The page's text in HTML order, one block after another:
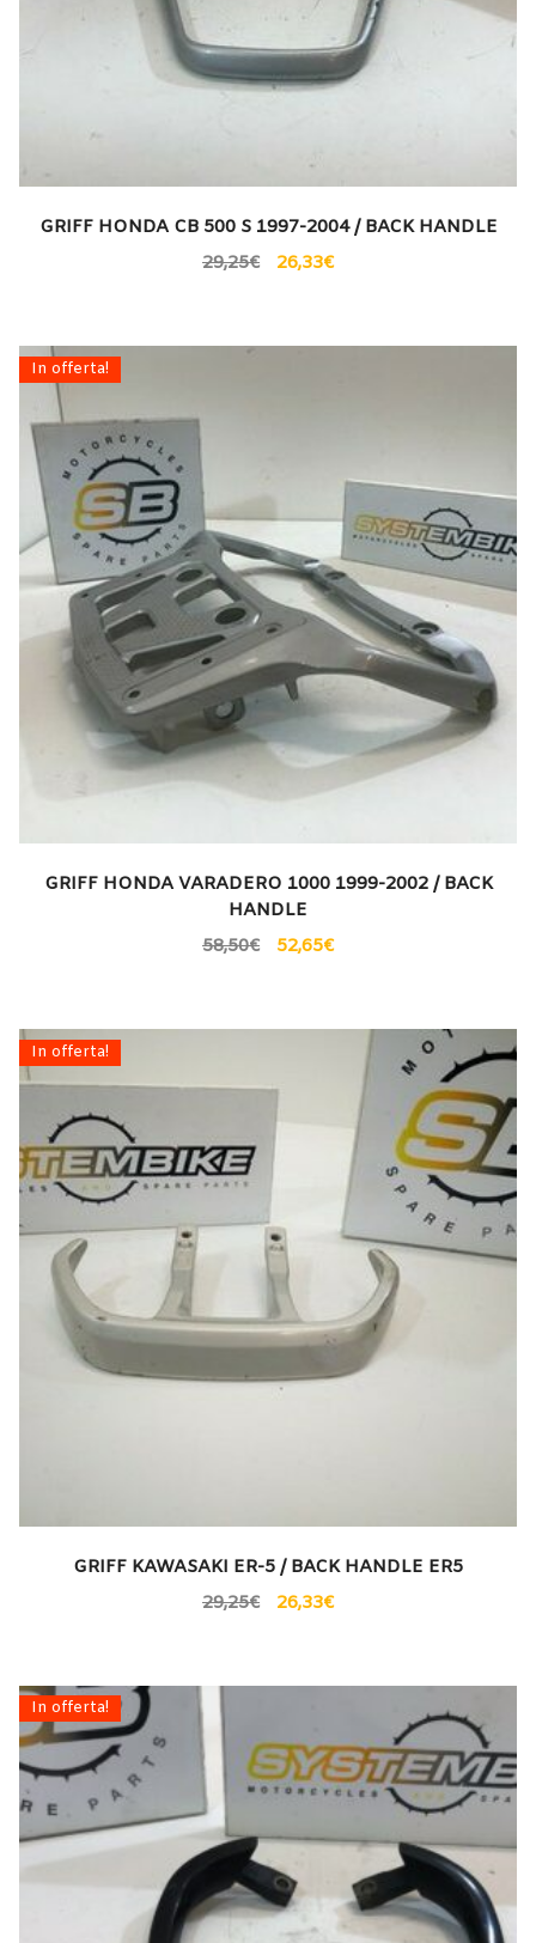
GRIFF HONDA CB 500 S 1997-2004 / BACK HANDLE
29,25€ 26,33€
In offerta!
GRIFF HONDA VARADERO 1000 1999-2002 / BACK
HANDLE
58,50€ 52,65€
In offerta!
GRIFF KAWASAKI ER-5 / BACK HANDLE ER5
29,25€ 26,33€
In offerta!